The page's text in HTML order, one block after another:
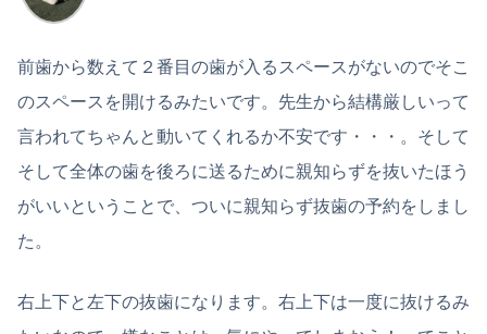
前歯から数えて２番目の歯が入るスペースがないのでそこ
のスペースを開けるみたいです。先生から結構厳しいって
言われてちゃんと動いてくれるか不安です・・・。そして
そして全体の歯を後ろに送るために親知らずを抜いたほう
がいいということで、ついに親知らず抜歯の予約をしまし
た。
右上下と左下の抜歯になります。右上下は一度に抜けるみ